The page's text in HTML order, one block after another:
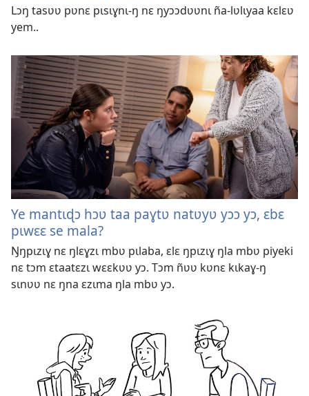
Lɔŋ tasʋʋ pʋnɛ pɩsɩɣnɩ-ŋ nɛ ŋyɔɔdʋʋnɩ ña-lʋlɩyaa kɛlɛʋ
yem..
Ye mantɩɖɔ hɔʋ taa paɣtʋ natʋyʋ yɔɔ yɔ, ɛbɛ
pɩwɛɛ se mala?
Ŋŋpɩzɩɣ nɛ ŋlɛɣzɩ mbʋ pɩlaba, ɛlɛ ŋpɩzɩɣ ŋla mbʋ piyeki
nɛ tɔm ɛtaatɛzɩ wɛɛkʋʋ yɔ. Tɔm ñʋʋ kʋnɛ kɩkaɣ-ŋ
sɩnʋʋ nɛ ŋna ɛzɩma ŋla mbʋ yɔ.